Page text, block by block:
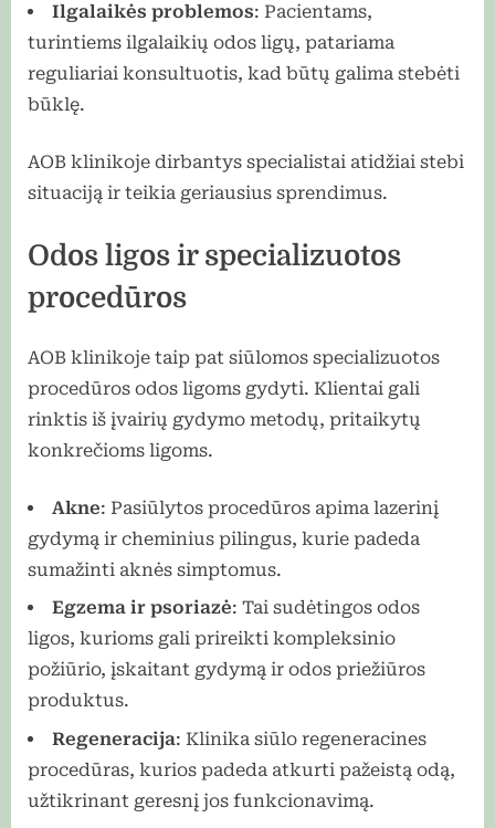
Ilgalaikės problemos: Pacientams,
turintiems ilgalaikių odos ligų, patariama
reguliariai konsultuotis, kad būtų galima stebėti
būklę.
AOB klinikoje dirbantys specialistai atidžiai stebi
situaciją ir teikia geriausius sprendimus.
Odos ligos ir specializuotos
procedūros
AOB klinikoje taip pat siūlomos specializuotos
procedūros odos ligoms gydyti. Klientai gali
rinktis iš įvairių gydymo metodų, pritaikytų
konkrečioms ligoms.
Akne: Pasiūlytos procedūros apima lazerinį
gydymą ir cheminius pilingus, kurie padeda
sumažinti aknės simptomus.
Egzema ir psoriazė: Tai sudėtingos odos
ligos, kurioms gali prireikti kompleksinio
požiūrio, įskaitant gydymą ir odos priežiūros
produktus.
Regeneracija: Klinika siūlo regeneracines
procedūras, kurios padeda atkurti pažeistą odą,
užtikrinant geresnį jos funkcionavimą.